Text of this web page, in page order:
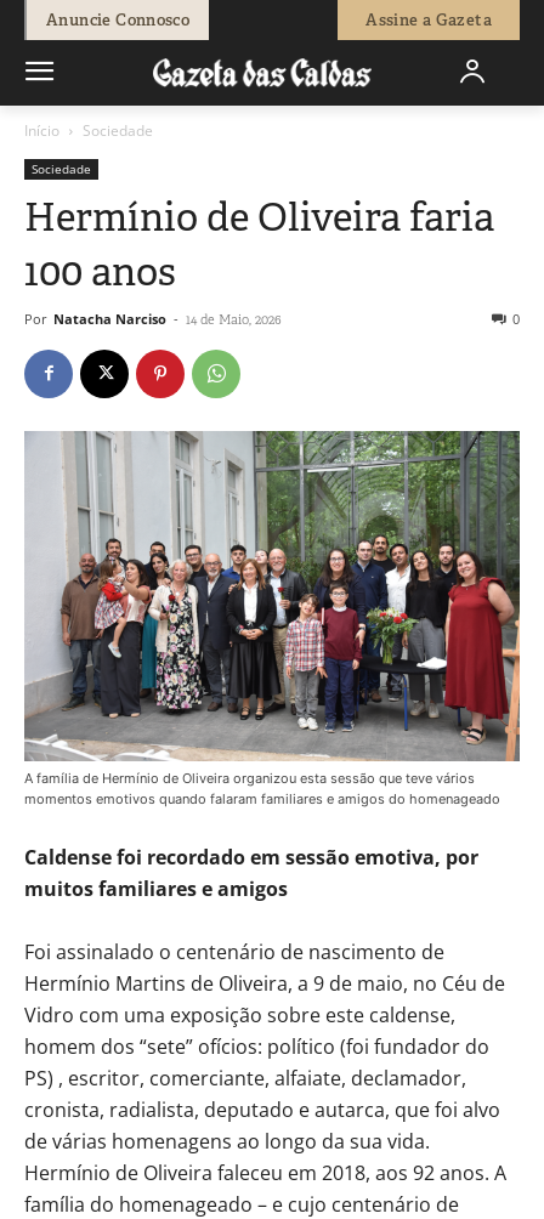
Anuncie Connosco Assine a Gazeta
Início Sociedade
Sociedade
Hermínio de Oliveira faria
100 anos
Por Natacha Narciso - 14 de Maio, 2026 0
A família de Hermínio de Oliveira organizou esta sessão que teve vários
momentos emotivos quando falaram familiares e amigos do homenageado
Caldense foi recordado em sessão emotiva, por
muitos familiares e amigos
Foi assinalado o centenário de nascimento de
Hermínio Martins de Oliveira, a 9 de maio, no Céu de
Vidro com uma exposição sobre este caldense,
homem dos “sete” ofícios: político (foi fundador do
PS) , escritor, comerciante, alfaiate, declamador,
cronista, radialista, deputado e autarca, que foi alvo
de várias homenagens ao longo da sua vida.
Hermínio de Oliveira faleceu em 2018, aos 92 anos. A
família do homenageado – e cujo centenário de